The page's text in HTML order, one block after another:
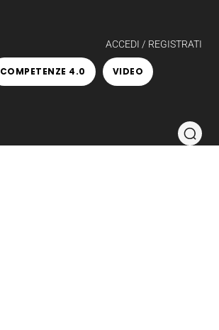
ACCEDI / REGISTRATI
COMPETENZE 4.0 VIDEO